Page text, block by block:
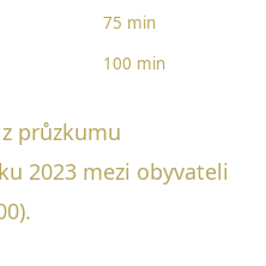
75 min
100 min
průzkumu
2023 mezi obyvateli